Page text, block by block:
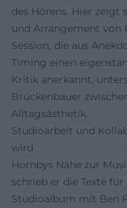
des Hörens. Hier zeigt
und Arrangement von
Session, die aus
Timing einen
Kritik anerkannt,
Brückenbauer
Alltagsästhetik.
Studioarbeit und
wird
Hornbys Nähe zur
schrieb er die Texte
Studioalbum mit Ben